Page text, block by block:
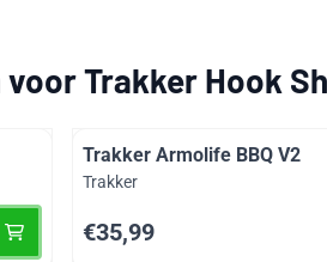
voorTrakker Hook
Trakker Armolife BBQ V2
Merk:
Trakker
Prijs: 35,99
€35,99